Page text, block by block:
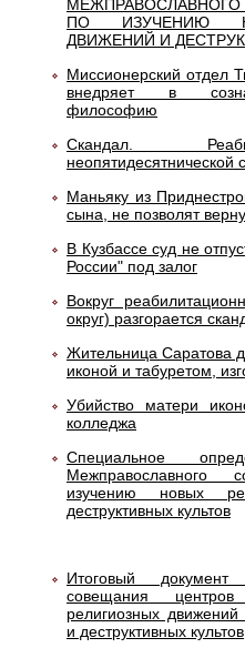
ПО ИЗУЧЕНИЮ
ДВИЖЕНИЙ И
Миссионерский отдел
внедряет в
философию
Скандал.
неопятидесятнической
Маньяку из
сына, не позволят
В Кузбассе суд не
России" под залог
Вокруг
округ) разгорается
Жительница Саратова
иконой и табуретом,
Убийство матери
колледжа
Специальное
изучению новых
деструктивных культов
Итоговый документ
совещания
религиозных
и деструктивных культов